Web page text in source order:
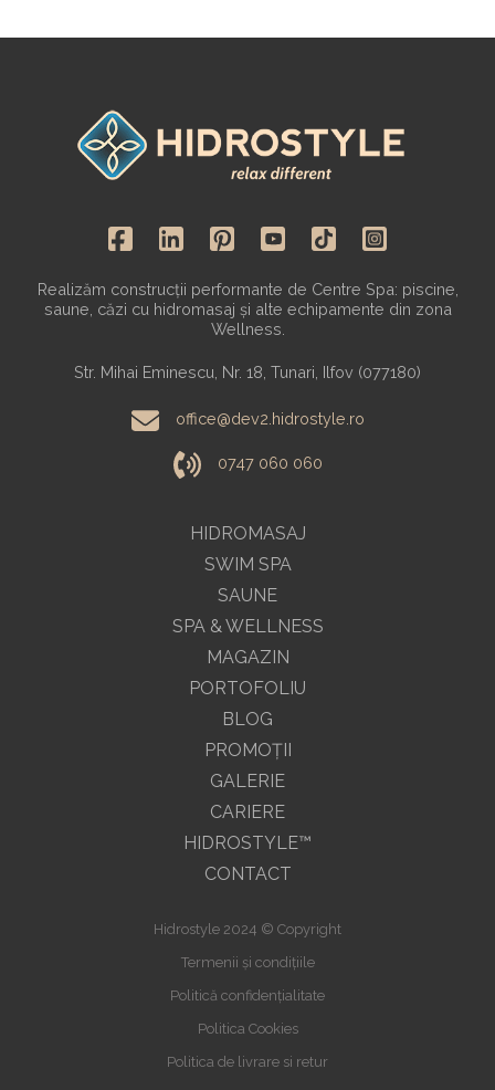
HIDROMASAJ
SWIM SPA
SAUNE
SPA & WELLNESS
MAGAZIN
Realizăm construcții performante de Centre Spa: piscine,
saune, căzi cu hidromasaj și alte echipamente din zona
Wellness.
Str. Mihai Eminescu, Nr. 18, Tunari, Ilfov (077180)
office@dev2.hidrostyle.ro
0747 060 060
PORTOFOLIU
BLOG
PROMOŢII
GALERIE
CARIERE
HIDROSTYLE™
CONTACT
Hidrostyle 2024 © Copyright
Termenii și condițiile
Politică confidențialitate
Politica Cookies
Politica de livrare si retur